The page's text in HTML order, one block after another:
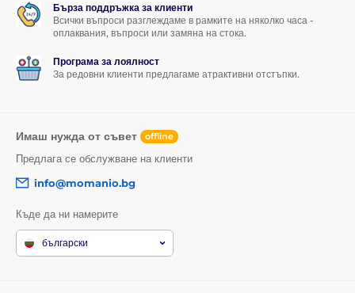
Бърза поддръжка за клиенти
Всички въпроси разглеждаме в рамките на няколко часа -
оплаквания, въпроси или замяна на стока.
Програма за лоялност
За редовни клиенти предлагаме атрактивни отстъпки.
Имаш нужда от съвет offline
Предлага се обслужване на клиенти
info@momanio.bg
Къде да ни намерите
български